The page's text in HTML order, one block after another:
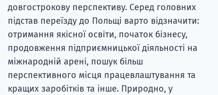
довгострокову перспективу. Серед головних
підстав переїзду до Польщі варто відзначити:
отримання якісної освіти, початок бізнесу,
продовження підприємницької діяльності на
міжнародній арені, пошук більш
перспективного місця працевлаштування та
кращих заробітків та інше. Природно, у